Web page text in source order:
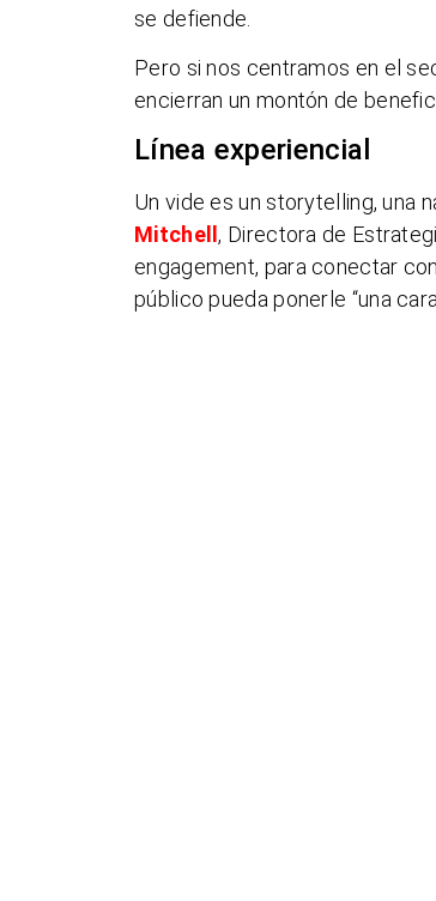
se defiende.
Pero si nos centramos en el
encierran un montón de
Línea experiencial
Un vide es un storytelling, una
Mitchell, Directora de
engagement, para conectar
público pueda ponerle “una